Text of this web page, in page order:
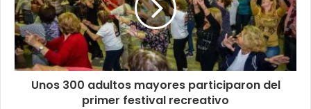
Unos 300 adultos mayores participaron del
primer festival recreativo